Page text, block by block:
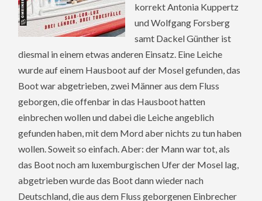
korrekt Antonia Kuppertz
und Wolfgang Forsberg
samt Dackel Günther ist
diesmal in einem etwas anderen Einsatz. Eine Leiche
wurde auf einem Hausboot auf der Mosel gefunden, das
Boot war abgetrieben, zwei Männer aus dem Fluss
geborgen, die offenbar in das Hausboot hatten
einbrechen wollen und dabei die Leiche angeblich
gefunden haben, mit dem Mord aber nichts zu tun haben
wollen. Soweit so einfach. Aber: der Mann war tot, als
das Boot noch am luxemburgischen Ufer der Mosel lag,
abgetrieben wurde das Boot dann wieder nach
Deutschland, die aus dem Fluss geborgenen Einbrecher